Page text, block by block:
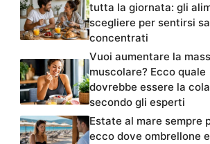
tutta la giornata: gli
scegliere per sentirsi
concentrati
Vuoi aumentare la
muscolare? Ecco quale
dovrebbe essere la
secondo gli esperti
Estate al mare sempre
ecco dove ombrellone